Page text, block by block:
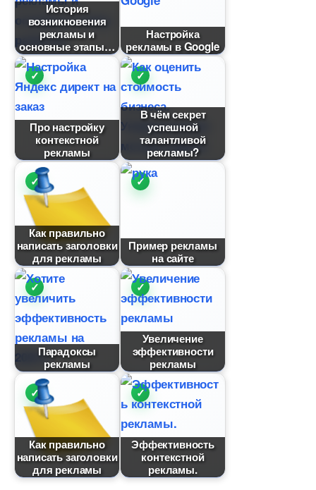
История
озникновения
рекламы и
основные этапы
Настройка
рекламы в Google
Про настройку
контекстной
рекламы
чём секрет
успешной
талантливой
рекламы?
Как правильно
написать заголовки
для рекламы
Пример рекламы
на сайте
Парадоксы
рекламы
Увеличение
эффективности
рекламы
Как правильно
написать заголовки
для рекламы
Эффективность
контекстной
рекламы.